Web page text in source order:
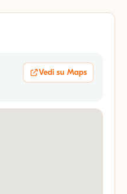
Vedi su Maps